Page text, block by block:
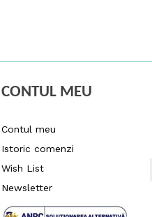
CONTUL MEU
Contul meu
Istoric comenzi
Wish List
Newsletter